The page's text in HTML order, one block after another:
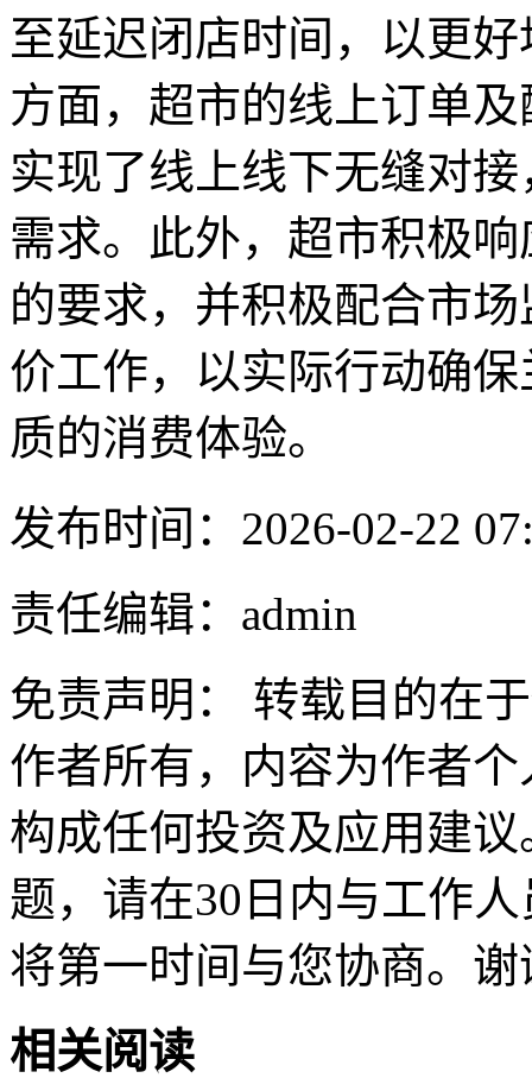
至延迟闭店时间，以更
方面，超市的线上订单
实现了线上线下无缝对
需求。此外，超市积极
的要求，并积极配合市
价工作，以实际行动确
质的消费体验。
发布时间：2026-02-22
责任编辑：admin
免责声明： 转载目的在
作者所有，内容为作者
构成任何投资及应用建
题，请在30日内与工作
将第一时间与您协商。
相关阅读